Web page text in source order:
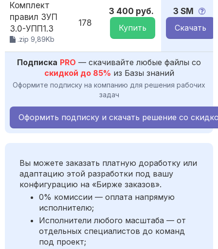
Комплект
правил ЗУП
3.0-УПП1.3
.zip 9,89Kb
178
3 400 руб.
Купить
3 SM
Скачать
Подписка PRO — скачивайте любые файлы со
скидкой до 85% из Базы знаний
Оформите подписку на компанию для решения рабочих
задач
Оформить подписку и скачать решение со
Вы можете заказать платную доработку или
адаптацию этой разработки под вашу
конфигурацию на «Бирже заказов».
0% комиссии — оплата напрямую
исполнителю;
Исполнители любого масштаба — от
отдельных специалистов до команд
под проект;